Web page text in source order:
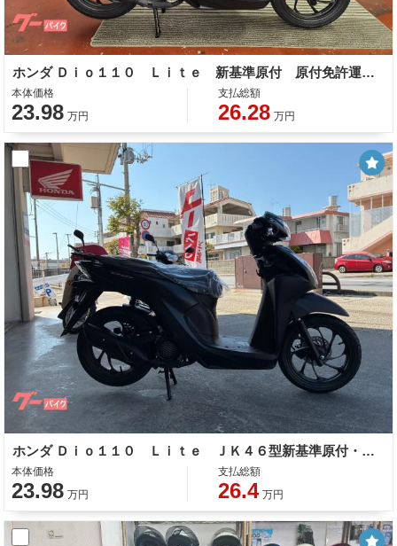
ホンダ Ｄｉｏ１１０ Ｌｉｔｅ 新基準原付 原付免許運転可能
本体価格
23.98 万円
支払総額
26.28 万円
ホンダ Ｄｉｏ１１０ Ｌｉｔｅ ＪＫ４６型新基準原付・原付免許運転可
本体価格
23.98 万円
支払総額
26.4 万円